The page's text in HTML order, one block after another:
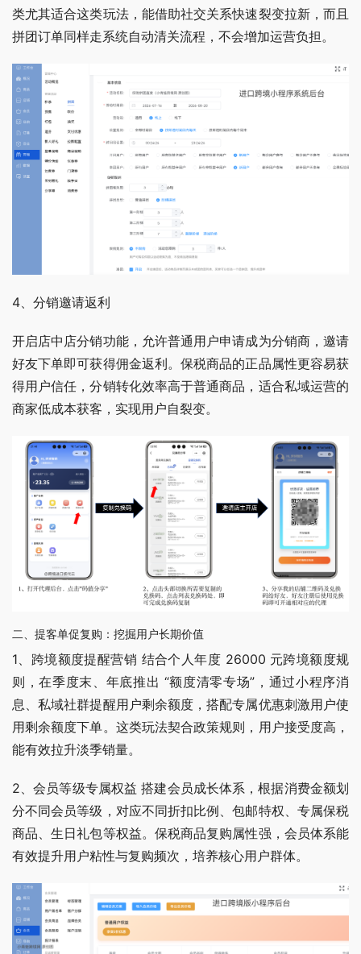
类尤其适合这类玩法，能借助社交关系快速裂变拉新，而且
拼团订单同样走系统自动清关流程，不会增加运营负担。
4、分销邀请返利
开启店中店分销功能，允许普通用户申请成为分销商，邀请
好友下单即可获得佣金返利。保税商品的正品属性更容易获
得用户信任，分销转化效率高于普通商品，适合私域运营的
商家低成本获客，实现用户自裂变。
二、提客单促复购：挖掘用户长期价值
1、跨境额度提醒营销 结合个人年度 26000 元跨境额度规
则，在季度末、年底推出 “额度清零专场”，通过小程序消
息、私域社群提醒用户剩余额度，搭配专属优惠刺激用户使
用剩余额度下单。这类玩法契合政策规则，用户接受度高，
能有效拉升淡季销量。
2、会员等级专属权益 搭建会员成长体系，根据消费金额划
分不同会员等级，对应不同折扣比例、包邮特权、专属保税
商品、生日礼包等权益。保税商品复购属性强，会员体系能
有效提升用户粘性与复购频次，培养核心用户群体。